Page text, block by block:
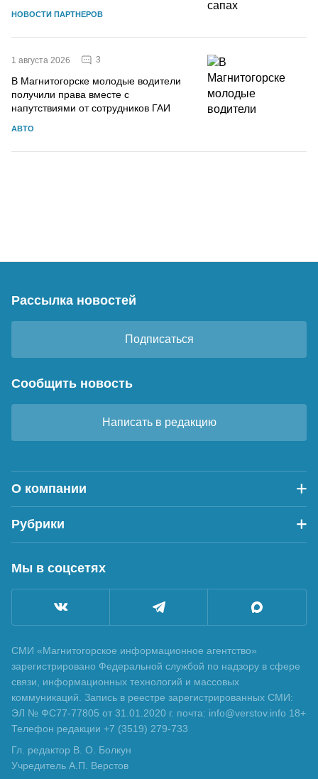
НОВОСТИ ПАРТНЕРОВ
1 августа 2026 3
В Магнитогорске молодые водители
получили права вместе с
напутствиями от сотрудников ГАИ
АВТО
Рассылка новостей
Подписаться
Сообщить новость
Написать в редакцию
О компании
Рубрики
Мы в соцсетях
СМИ «Магнитогорское информационное агентство»
зарегистрировано Федеральной службой по надзору в сфере
связи, информационных технологий и массовых
коммуникаций. Запись в реестре зарегистрированных СМИ:
ЭЛ № ФС77-77805 от 31.01.2020 г. почта: info@verstov.info 18+
Телефон редакции +7 (3519) 279-733
Гл. редактор В. О. Болкун
Учредитель А.П. Верстов